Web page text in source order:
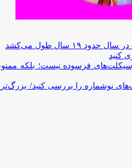
کنید
فرسوده نیست؛ بلکه
نوشماره را بررسی کنید/